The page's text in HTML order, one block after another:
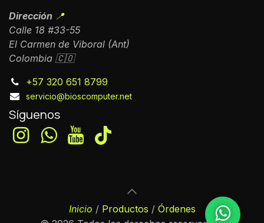
Dirección 📍
Calle 18 #33-55
El Carmen de Viboral (Ant)
Colombia 🇨🇴
+57 320 651 8799
servicio@bioscomputer.net
Síguenos
Inicio / Productos / Órdenes